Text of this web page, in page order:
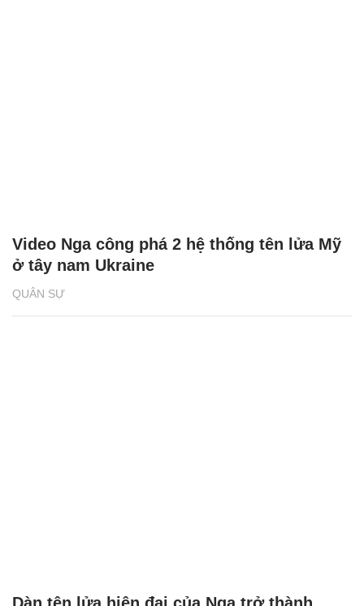
QUÂN SỰ
Video Nga công phá 2 hệ thống tên lửa Mỹ
ở tây nam Ukraine
Dàn tên lửa hiện đại của Nga trở thành